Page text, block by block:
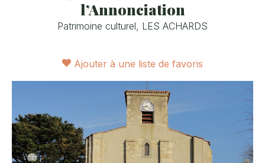
l’Annonciation
Patrimoine culturel, LES ACHARDS
Ajouter à une liste de favoris